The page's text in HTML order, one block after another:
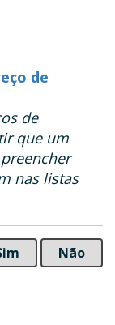
de
de
que um
nas listas
Não